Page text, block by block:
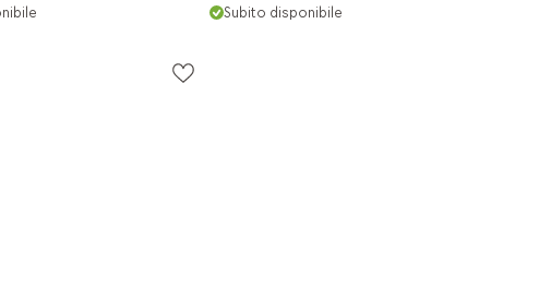
Subito disponibile